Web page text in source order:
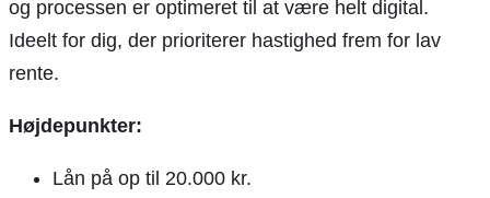
og processen er optimeret til at være helt digital.
Ideelt for dig, der prioriterer hastighed frem for lav
rente.
Højdepunkter:
Lån på op til 20.000 kr.